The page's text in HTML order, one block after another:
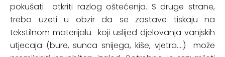
pokušati otkriti razlog oštećenja. S druge strane,
treba uzeti u obzir da se zastave tiskaju na
tekstilnom materijalu koji uslijed djelovanja vanjskih
utjecaja (bure, sunca snijega, kiše, vjetra....) može